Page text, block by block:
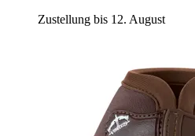
Zustellung bis 12. August